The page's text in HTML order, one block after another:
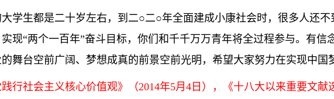
学生都是二十岁左右，到二○二○年全面建成小康社会时，很多人还
现“两个一百年”奋斗目标，你们和千千万万青年将全过程参与。有
舞台空前广阔、梦想成真的前景空前光明，希望大家努力在实现中国
社会主义核心价值观》（2014年5月4日），《十八大以来重要文献